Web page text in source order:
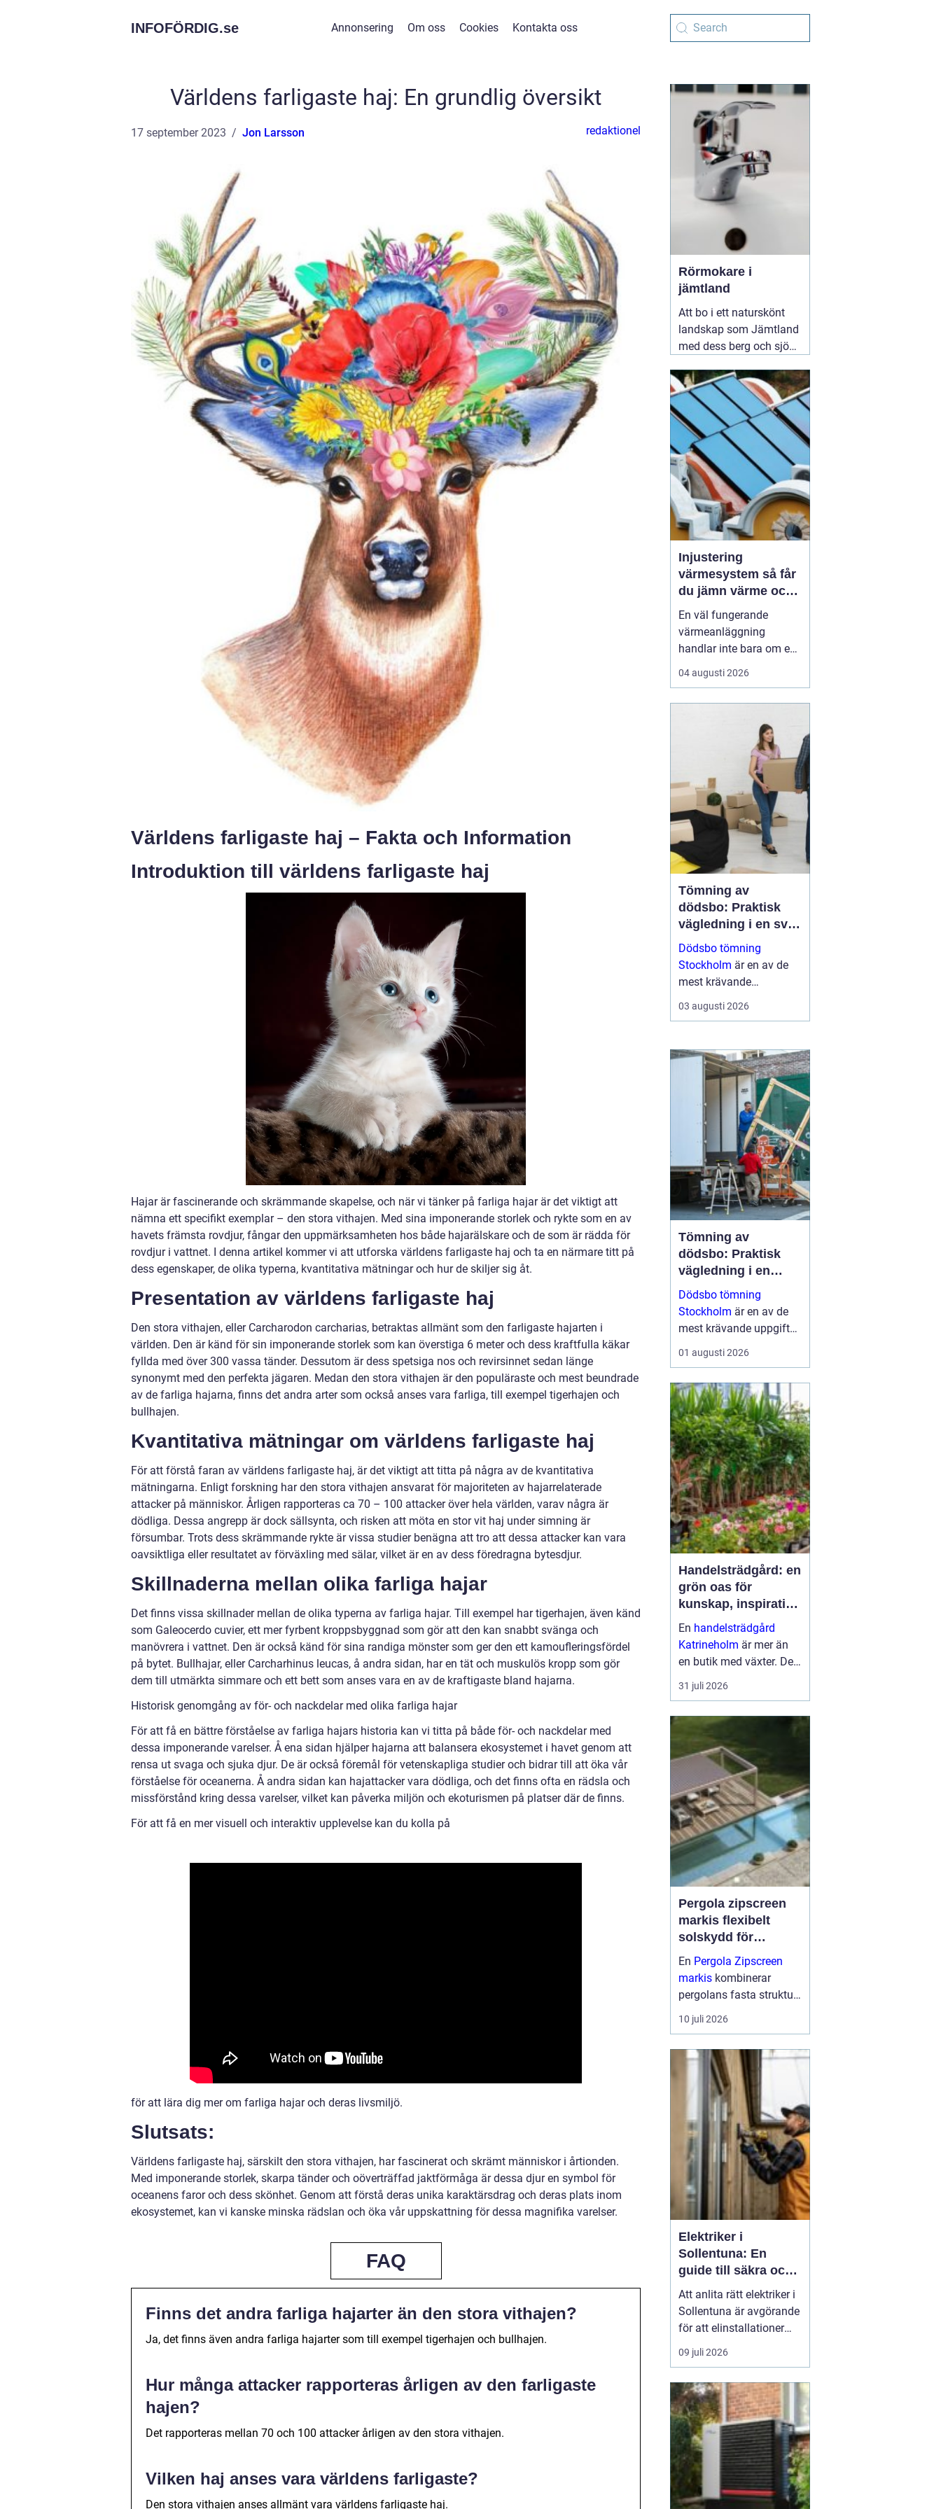
INFOFÖRDIG.se Annonsering Om oss Cookies Kontakta oss
Världens farligaste haj: En grundlig översikt
17 september 2023 Jon Larsson redaktionel
Världens farligaste haj – Fakta och Information
Introduktion till världens farligaste haj
Hajar är fascinerande och skrämmande skapelse, och när vi tänker på farliga hajar är det viktigt att
nämna ett specifikt exemplar – den stora vithajen. Med sina imponerande storlek och rykte som en av
havets främsta rovdjur, fångar den uppmärksamheten hos både hajarälskare och de som är rädda för
rovdjur i vattnet. I denna artikel kommer vi att utforska världens farligaste haj och ta en närmare titt på
dess egenskaper, de olika typerna, kvantitativa mätningar och hur de skiljer sig åt.
Presentation av världens farligaste haj
Den stora vithajen, eller Carcharodon carcharias, betraktas allmänt som den farligaste hajarten i
världen. Den är känd för sin imponerande storlek som kan överstiga 6 meter och dess kraftfulla käkar
fyllda med över 300 vassa tänder. Dessutom är dess spetsiga nos och revirsinnet sedan länge
synonymt med den perfekta jägaren. Medan den stora vithajen är den populäraste och mest beundrade
av de farliga hajarna, finns det andra arter som också anses vara farliga, till exempel tigerhajen och
bullhajen.
Kvantitativa mätningar om världens farligaste haj
För att förstå faran av världens farligaste haj, är det viktigt att titta på några av de kvantitativa
mätningarna. Enligt forskning har den stora vithajen ansvarat för majoriteten av hajarrelaterade
attacker på människor. Årligen rapporteras ca 70 – 100 attacker över hela världen, varav några är
dödliga. Dessa angrepp är dock sällsynta, och risken att möta en stor vit haj under simning är
försumbar. Trots dess skrämmande rykte är vissa studier benägna att tro att dessa attacker kan vara
oavsiktliga eller resultatet av förväxling med sälar, vilket är en av dess föredragna bytesdjur.
Skillnaderna mellan olika farliga hajar
Det finns vissa skillnader mellan de olika typerna av farliga hajar. Till exempel har tigerhajen, även känd
som Galeocerdo cuvier, ett mer fyrbent kroppsbyggnad som gör att den kan snabbt svänga och
manövrera i vattnet. Den är också känd för sina randiga mönster som ger den ett kamoufleringsfördel
på bytet. Bullhajar, eller Carcharhinus leucas, å andra sidan, har en tät och muskulös kropp som gör
dem till utmärkta simmare och ett bett som anses vara en av de kraftigaste bland hajarna.
Historisk genomgång av för- och nackdelar med olika farliga hajar
För att få en bättre förståelse av farliga hajars historia kan vi titta på både för- och nackdelar med
dessa imponerande varelser. Å ena sidan hjälper hajarna att balansera ekosystemet i havet genom att
rensa ut svaga och sjuka djur. De är också föremål för vetenskapliga studier och bidrar till att öka vår
förståelse för oceanerna. Å andra sidan kan hajattacker vara dödliga, och det finns ofta en rädsla och
missförstånd kring dessa varelser, vilket kan påverka miljön och ekoturismen på platser där de finns.
För att få en mer visuell och interaktiv upplevelse kan du kolla på
för att lära dig mer om farliga hajar och deras livsmiljö.
Slutsats:
Världens farligaste haj, särskilt den stora vithajen, har fascinerat och skrämt människor i årtionden.
Med imponerande storlek, skarpa tänder och oöverträffad jaktförmåga är dessa djur en symbol för
oceanens faror och dess skönhet. Genom att förstå deras unika karaktärsdrag och deras plats inom
ekosystemet, kan vi kanske minska rädslan och öka vår uppskattning för dessa magnifika varelser.
FAQ
Finns det andra farliga hajarter än den stora vithajen?
Ja, det finns även andra farliga hajarter som till exempel tigerhajen och bullhajen.
Hur många attacker rapporteras årligen av den farligaste
hajen?
Det rapporteras mellan 70 och 100 attacker årligen av den stora vithajen.
Vilken haj anses vara världens farligaste?
Den stora vithajen anses allmänt vara världens farligaste haj.
Rörmokare i
jämtland
Att bo i ett naturskönt
landskap som Jämtland
med dess berg och sjöar
Dock kan det kalla
klimatet och det
avlägsna läget innebära
utmaningar när det
kommer till vatten- och
värmeförsörjning,
augusti 2026
Injustering
värmesystem så får
du jämn värme och
lägre energikostnad
En väl fungerande
värmeanläggning
handlar inte bara om en
modern panna eller
värmepump. Utan rätt
försvinner en stor del av
effekten på vägen.
Många fastighetsägare
märker det som kalla
hörn, överhettad...
04 augusti 2026
Tömning av
dödsbo: Praktisk
vägledning i en svår
tid
Dödsbo tömning
Stockholm är en av de
mest krävande
uppgifterna som många
förr eller senare behöver
03 augusti 2026
Tömning av
dödsbo: Praktisk
vägledning i en
känslig situation
Dödsbo tömning
Stockholm är en av de
mest krävande uppgifter
som närstående kan
ställas inför, både
01 augusti 2026
Handelsträdgård: en
grön oas för
kunskap, inspiration
och odlarglädje
En handelsträdgård
Katrineholm är mer än
en butik med växter. Den
fungerar som en
mötesplats för
skapa trivsel...
31 juli 2026
Pergola zipscreen
markis flexibelt
solskydd för
moderna uterum
En Pergola Zipscreen
markis kombinerar
pergolans fasta struktur
med screenmarkisens
smarta solskydd.
som går att använda
större delen av året, med
bra skydd mot sol, vind
och reg...
10 juli 2026
Elektriker i
Sollentuna: En
guide till säkra och
pålitliga
elinstallationer
Att anlita rätt elektriker i
Sollentuna är avgörande
för att elinstallationer
ska fungera säkert,
effektivt och enligt
Oavsett om det gäller ett
mindre arbete i hemmet
eller ett mer omfattande
pr...
09 juli 2026